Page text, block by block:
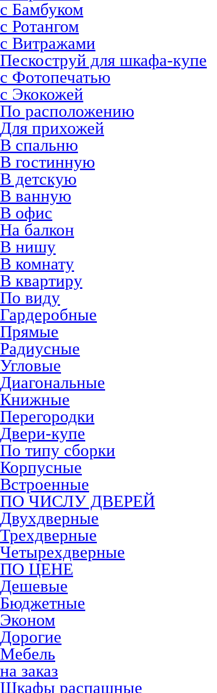
с Бамбуком
с Ротангом
с Витражами
Пескоструй для шкафа-купе
с Фотопечатью
с Экокожей
По расположению
Для прихожей
В спальню
В гостинную
В детскую
В ванную
В офис
На балкон
В нишу
В комнату
В квартиру
По виду
Гардеробные
Прямые
Радиусные
Угловые
Диагональные
Книжные
Перегородки
Двери-купе
По типу сборки
Корпусные
Встроенные
ПО ЧИСЛУ ДВЕРЕЙ
Двухдверные
Трехдверные
Четырехдверные
ПО ЦЕНЕ
Дешевые
Бюджетные
Эконом
Дорогие
Мебель
на заказ
Шкафы распашные